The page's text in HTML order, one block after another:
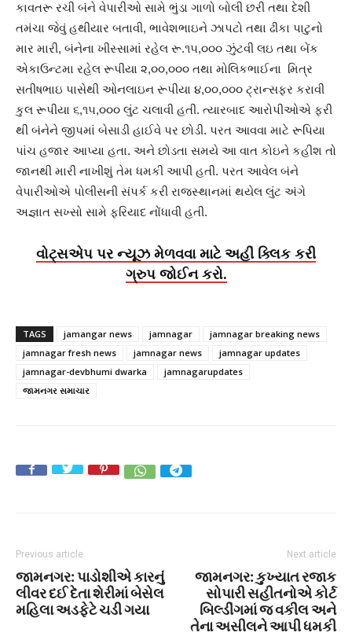
કાવતરૂ રચી બંને વેપારીઓ સામે ભુંડા ગાળો બોલી છરી તથા દેશી
તમંચા જેવું હથીયાર બતાવી, ભાવેશભાઇને ઝાપટો તથા ઢીકા પાટુનો
માર મારી, બંનેના ખીસ્સામાં રહેલ રૂ.૧૫,૦૦૦ ઝુંટવી લઇ તથા બેંક
એકાઉન્ટમા રહેલ રૂપીયા ૨,૦૦,૦૦૦ તથા મોલિકભાઈના મિત્ર
સતીષભાઇ પાસેથી ઓનલાઇન રૂપીયા ૪,૦૦,૦૦૦ ટ્રાન્સફર કરાવી
કુલ રૂપીયા ૬,૧૫,૦૦૦ લુંટ ચલાવી હતી. ત્યારબાદ આરોપીઓએ ફરી
થી બંનેને જીપમાં બેસાડી હાઈવે પર છોડી. પરત આવવા માટે રૂપિયા
પાંચ હજાર આપ્યા હતા. અને છોડતા સમયે આ વાત કોઇને કહીશ તો
જાનથી મારી નાખીશું તેમ ધમકી આપી હતી. પરત આવેલ બંને
વેપારીઓએ પોલીસની સંપર્ક કરી રાજસ્થાનમાં થયેલ લુંટ અંગે
અજ્ઞાત સખ્સો સામે ફરિયાદ નોંધાવી હતી.
વોટ્સએપ પર ન્યૂઝ મેળવવા માટે અહીં ક્લિક કરી
ગ્રુપ જોઈન કરો.
TAGS jamangar news jamnagar
jamnagar breaking news
jamnagar fresh news
jamnagar news
jamnagar updates
jamnagar-devbhumi dwarka
jamnagarupdates
જામનગર સમાચાર
Previous article
જામનગર: પાડોશીએ કારનું
લીવર દઈ દેતા શેરીમાં બેસેલ
મહિલા અડફેટે ચડી ગયા
Next article
જામનગર: કુખ્યાત રજાક
સોપારી સહીતનોએ કોર્ટ
બિલ્ડીંગમાં જ વકીલ અને
તેના અસીલને આપી ધમકી